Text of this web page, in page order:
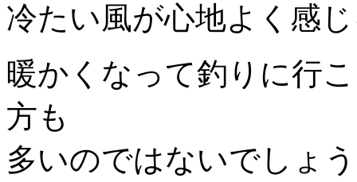
冷たい風が心地よく感
暖かくなって釣りに行
方も
多いのではないでしょ